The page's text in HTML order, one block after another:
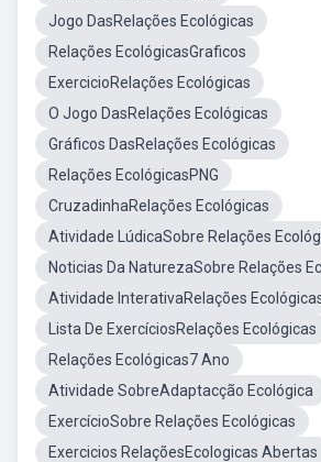
Jogo DasRelações Ecológicas
Relações EcológicasGraficos
ExercicioRelações Ecológicas
O Jogo DasRelações Ecológicas
Gráficos DasRelações Ecológicas
Relações EcológicasPNG
CruzadinhaRelações Ecológicas
Atividade LúdicaSobre Relações
Noticias Da NaturezaSobre Relações
Atividade InterativaRelações
Lista De ExercíciosRelações Ecológicas
Relações Ecológicas7 Ano
Atividade SobreAdaptacção Ecológica
ExercícioSobre Relações Ecológicas
Exercicios RelaçõesEcologicas Abertas